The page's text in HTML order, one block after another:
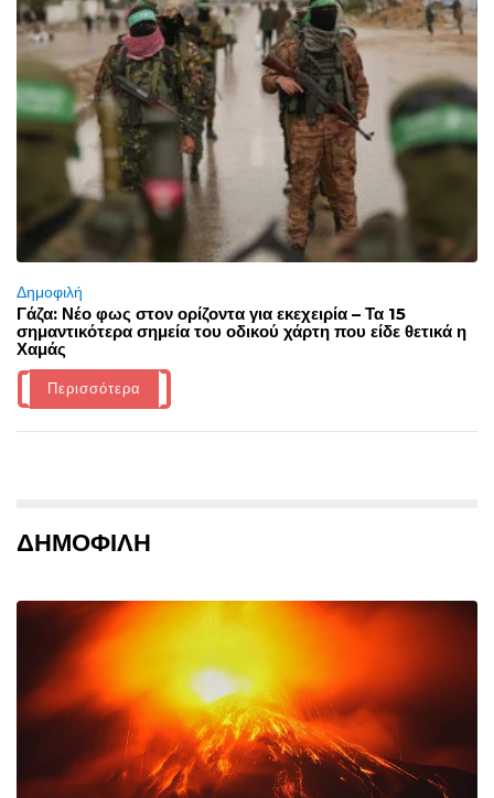
Δημοφιλή
Γάζα: Νέο φως στον ορίζοντα για εκεχειρία – Τα 15
σημαντικότερα σημεία του οδικού χάρτη που είδε θετικά η
Χαμάς
Περισσότερα
ΔΗΜΟΦΙΛΗ